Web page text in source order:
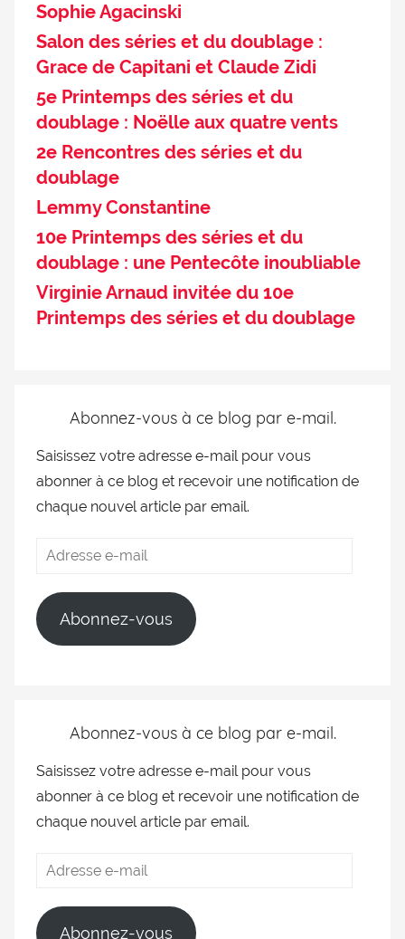
Sophie Agacinski
Salon des séries et du doublage :
Grace de Capitani et Claude Zidi
5e Printemps des séries et du
doublage : Noëlle aux quatre vents
2e Rencontres des séries et du
doublage
Lemmy Constantine
10e Printemps des séries et du
doublage : une Pentecôte inoubliable
Virginie Arnaud invitée du 10e
Printemps des séries et du doublage
Abonnez-vous à ce blog par e-mail.
Saisissez votre adresse e-mail pour vous
abonner à ce blog et recevoir une notification de
chaque nouvel article par email.
Abonnez-vous
Abonnez-vous à ce blog par e-mail.
Saisissez votre adresse e-mail pour vous
abonner à ce blog et recevoir une notification de
chaque nouvel article par email.
Abonnez-vous